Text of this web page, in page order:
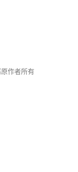
作者所有